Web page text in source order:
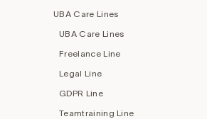
UBA Care Lines
UBA Care Lines
Freelance Line
Legal Line
GDPR Line
Teamtraining Line